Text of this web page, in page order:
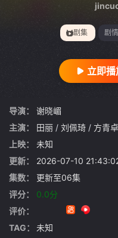
剧集 剧情
立即播
导演：
谢晓嵋
主演：
田丽 / 刘佩琦 / 方青卓
上映：
未知
更新：
2026-07-10
集数：
更新至06集
评分：
0.0分
评价：
TAG：
未知